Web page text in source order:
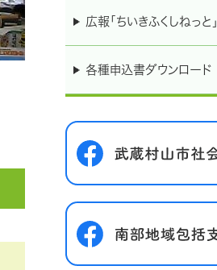
広報｢ちいきふくしねっと」
各種申込書ダウンロード